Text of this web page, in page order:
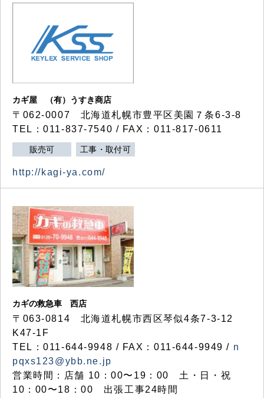
カギ屋 （有）うすき商店
〒062-0007 北海道札幌市豊平区美園７条6-3-8
TEL：011-837-7540 / FAX：011-817-0611
販売可 工事・取付可
http://kagi-ya.com/
カギの救急車 西店
〒063-0814 北海道札幌市西区琴似4条7-3-12
K47-1F
TEL：011-644-9948 / FAX：011-644-9949 / n
pqxs123@ybb.ne.jp
営業時間：店舗 10：00〜19：00 土・日・祝
10：00〜18：00 出張工事24時間